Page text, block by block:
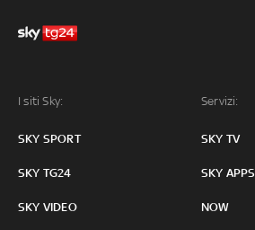
I siti Sky:
SKY SPORT
SKY TG24
SKY VIDEO
Servizi:
SKY TV
SKY APPS
NOW